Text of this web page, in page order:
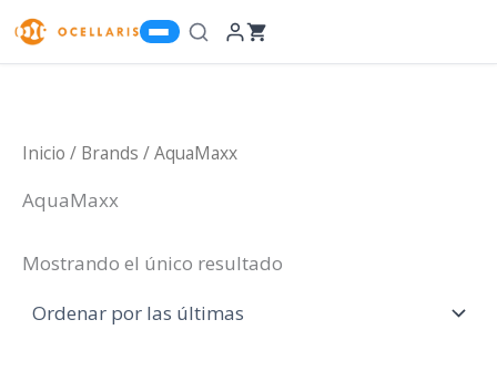
Inicio / Brands / AquaMaxx
AquaMaxx
Mostrando el único resultado